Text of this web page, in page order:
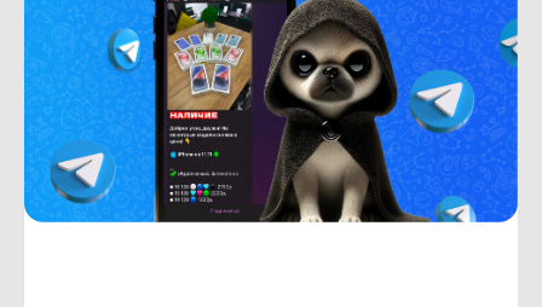
Похожие товары